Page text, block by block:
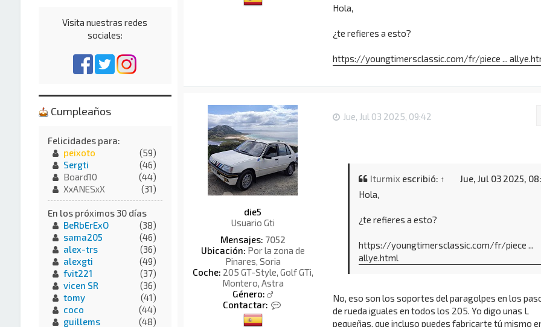
Hola,
¿te refieres a esto?
https://youngtimersclassic.com/fr/piece ...
die5
Usuario Gti
Mensajes: 7052
Ubicación: Por la zona de
Pinares, Soria
Coche: 205 GT-Style, Golf GTi,
Montero, Astra
Género:
Contactar:
Jue, Jul 03 2025, 09:42
Iturmix escribió: ↑
Jue, Jul 03 2025,
Hola,
¿te refieres a esto?
https://youngtimersclassic.com/fr/piece ...
allye.html
No, eso son los soportes del paragolpes en los
de rueda iguales en todos los 205. Yo digo unas L
pequeñas, que incluso puedes fabricarte tú mismo
Visita nuestras redes
sociales:
Cumpleaños
Felicidades para:
peixoto
(59)
Sergti
(46)
Board10
(44)
XxANESxX
(31)
En los próximos 30 días
BeRbErExO
(38)
sama205
(46)
alex-trs
(36)
alexgti
(49)
fvit221
(37)
vicen SR
(36)
tomy
(41)
coco
(44)
guillems
(48)